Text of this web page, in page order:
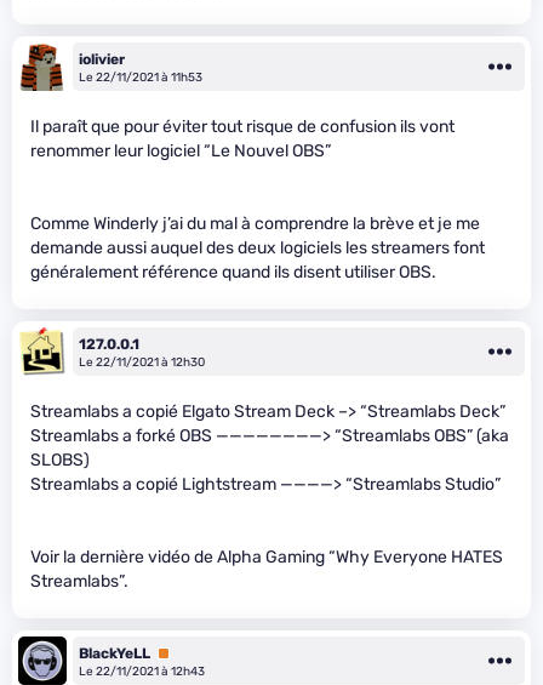
iolivier
Le 22/11/2021 à 11h53
Il paraît que pour éviter tout risque de confusion ils vont
renommer leur logiciel “Le Nouvel OBS”
Comme Winderly j’ai du mal à comprendre la brève et je me
demande aussi auquel des deux logiciels les streamers font
généralement référence quand ils disent utiliser OBS.
127.0.0.1
Le 22/11/2021 à 12h30
Streamlabs a copié Elgato Stream Deck –> “Streamlabs Deck”
Streamlabs a forké OBS ————————> “Streamlabs OBS” (aka
SLOBS)
Streamlabs a copié Lightstream ————> “Streamlabs Studio”
Voir la dernière vidéo de Alpha Gaming “Why Everyone HATES
Streamlabs”.
BlackYeLL Premium
Le 22/11/2021 à 12h43